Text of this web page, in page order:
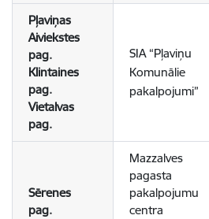
Pļaviņas
Aiviekstes
pag.
Klintaines
pag.
Vietalvas
pag.
SIA “Pļaviņu
Komunālie
pakalpojumi”
Sērenes
pag.
Mazzalves
pagasta
pakalpojumu
centra